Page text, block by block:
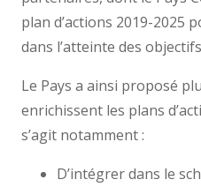
plan d’actions 2019-2025
dans l’atteinte des
Le Pays a ainsi proposé
enrichissent les plans
s’agit notamment :
D’intégrer dans le